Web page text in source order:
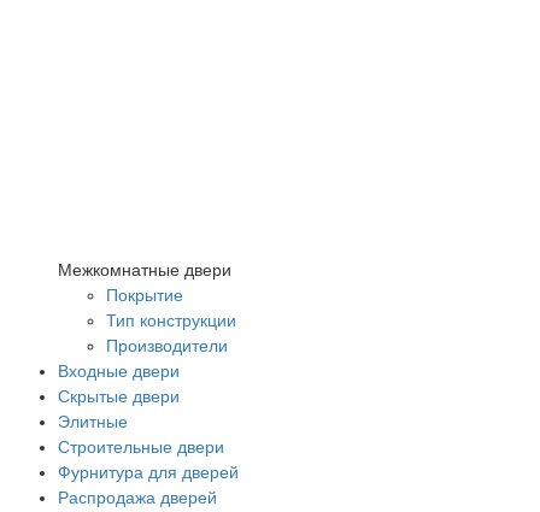
Межкомнатные двери
Покрытие
Тип конструкции
Производители
Входные двери
Скрытые двери
Элитные
Строительные двери
Фурнитура для дверей
Распродажа дверей